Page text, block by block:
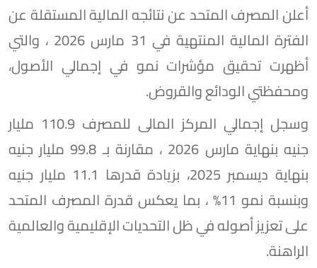
أعلن المصرف المتحد عن نتائجه المالية المستقلة عن
الفترة المالية المنتهية في 31 مارس 2026 ، والتي
أظهرت تحقيق مؤشرات نمو في إجمالي الأصول،
ومحفظتي الودائع والقروض.
وسجل إجمالي المركز المالى للمصرف 110.9 مليار
جنيه بنهاية مارس 2026 ، مقارنة بـ 99.8 مليار جنيه
بنهاية ديسمبر 2025، بزيادة قدرها 11.1 مليار جنيه
وبنسبة نمو 11% ، بما يعكس قدرة المصرف المتحد
على تعزيز أصوله في ظل التحديات الإقليمية والعالمية
الراهنة.